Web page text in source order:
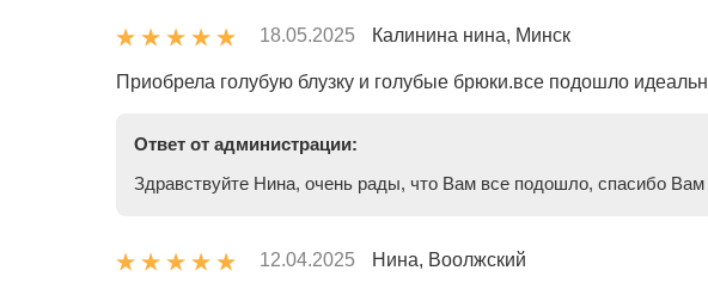
18.05.2025 Калинина нина, Минск
Приобрела голубую блузку и голубые брюки.все подошло
Ответ от администрации:
Здравствуйте Нина, очень рады, что Вам все подошло, спасибо
12.04.2025 Нина, Воолжский